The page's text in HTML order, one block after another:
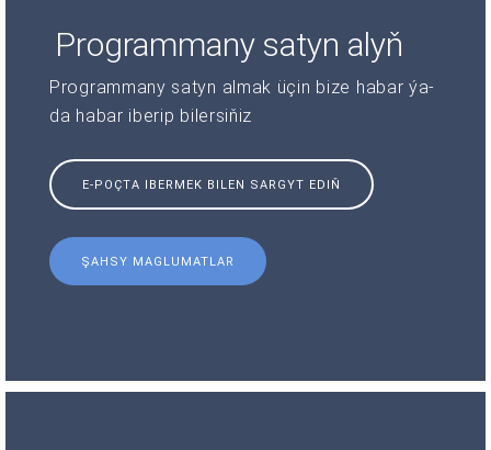
Programmany satyn alyň
Programmany satyn almak üçin bize habar ýa-
da habar iberip bilersiňiz
E-POÇTA IBERMEK BILEN SARGYT EDIŇ
ŞAHSY MAGLUMATLAR